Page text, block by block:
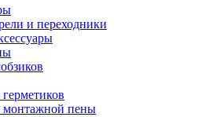
и переходники
монтажной пены